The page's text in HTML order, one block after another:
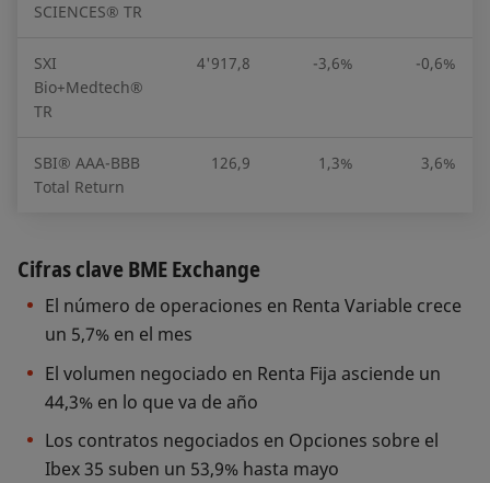
SCIENCES® TR
SXI
Bio+Medtech®
TR
4'917,8 -3,6% -0,6%
SBI® AAA-BBB
Total Return
126,9 1,3% 3,6%
Cifras clave BME Exchange
El número de operaciones en Renta Variable crece
un 5,7% en el mes
El volumen negociado en Renta Fija asciende un
44,3% en lo que va de año
Los contratos negociados en Opciones sobre el
Ibex 35 suben un 53,9% hasta mayo